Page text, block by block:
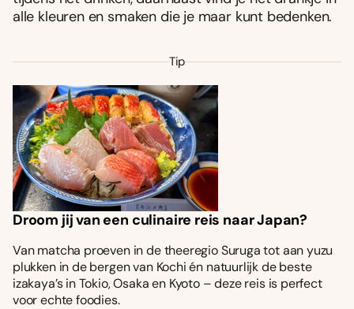
alle kleuren en smaken die je maar kunt bedenken.
Tip
Droom jij van een culinaire reis naar Japan?
Van matcha proeven in de theeregio Suruga tot aan yuzu
plukken in de bergen van Kochi én natuurlijk de beste
izakaya’s in Tokio, Osaka en Kyoto – deze reis is perfect
voor echte foodies.